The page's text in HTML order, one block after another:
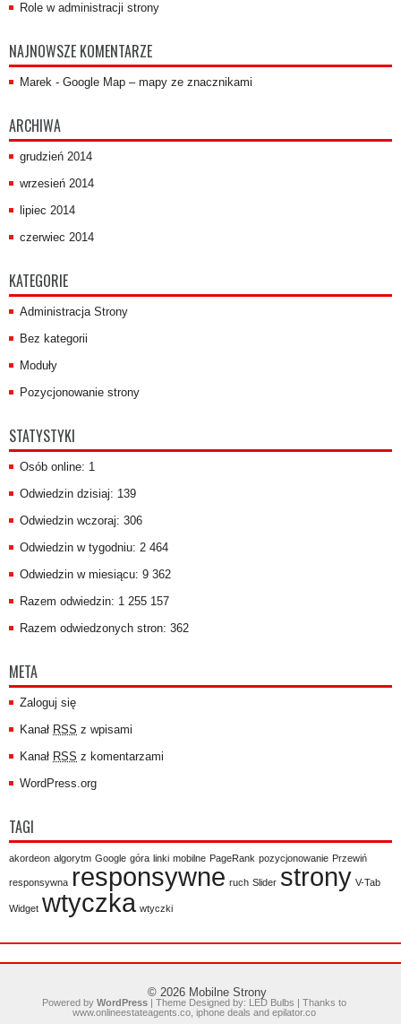
Role w administracji strony
NAJNOWSZE KOMENTARZE
Marek - Google Map – mapy ze znacznikami
ARCHIWA
grudzień 2014
wrzesień 2014
lipiec 2014
czerwiec 2014
KATEGORIE
Administracja Strony
Bez kategorii
Moduły
Pozycjonowanie strony
STATYSTYKI
Osób online: 1
Odwiedzin dzisiaj: 139
Odwiedzin wczoraj: 306
Odwiedzin w tygodniu: 2 464
Odwiedzin w miesiącu: 9 362
Razem odwiedzin: 1 255 157
Razem odwiedzonych stron: 362
META
Zaloguj się
Kanał RSS z wpisami
Kanał RSS z komentarzami
WordPress.org
TAGI
akordeon algorytm Google góra linki mobilne PageRank pozycjonowanie Przewiń
responsywna responsywne ruch Slider strony V-Tab
Widget wtyczka wtyczki
© 2026 Mobilne Strony
Powered by WordPress| Theme Designed by: LED Bulbs | Thanks to
www.onlineestateagents.co, iphone deals and epilator.co